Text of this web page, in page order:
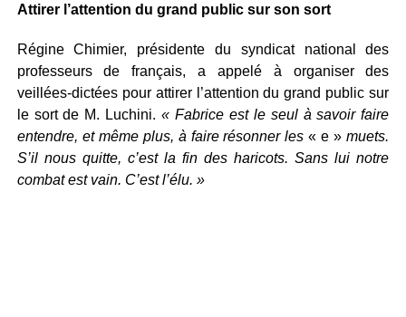
Attirer l’attention du grand public sur son sort
Régine Chimier, présidente du syndicat national des
professeurs de français, a appelé à organiser des
veillées-dictées pour attirer l’attention du grand public sur
le sort de M. Luchini.« Fabrice est le seul à savoir faire
entendre, et même plus, à faire résonner les« e » muets.
S’il nous quitte, c’est la fin des haricots. Sans lui notre
combat est vain. C’est l’élu. »